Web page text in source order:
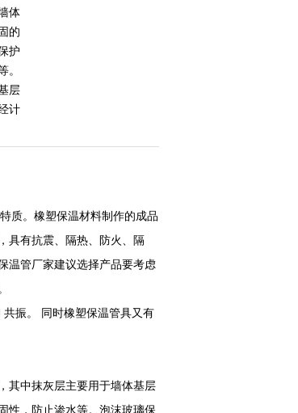
体
的
护
。
层
计
质。橡塑保温材料制作的成品
具有抗震、隔热、防火、隔
温管厂家建议选择产品要考虑
振。 同时橡塑保温管具又有
中抹灰层主要用于墙体基层
性，防止渗水等。泡沫玻璃保